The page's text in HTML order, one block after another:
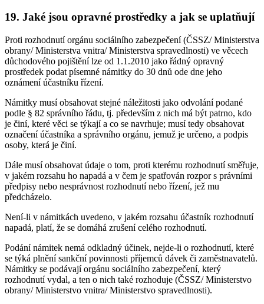
19. Jaké jsou opravné prostředky a jak se uplatňují
Proti rozhodnutí orgánu sociálního zabezpečení (ČSSZ/ Ministerstva
obrany/ Ministerstva vnitra/ Ministerstva spravedlnosti) ve věcech
důchodového pojištění lze od 1.1.2010 jako řádný opravný
prostředek podat písemné námitky do 30 dnů ode dne jeho
oznámení účastníku řízení.
Námitky musí obsahovat stejné náležitosti jako odvolání podané
podle § 82 správního řádu, tj. především z nich má být patrno, kdo
je činí, které věci se týkají a co se navrhuje; musí tedy obsahovat
označení účastníka a správního orgánu, jemuž je určeno, a podpis
osoby, která je činí.
Dále musí obsahovat údaje o tom, proti kterému rozhodnutí směřuje,
v jakém rozsahu ho napadá a v čem je spatřován rozpor s právními
předpisy nebo nesprávnost rozhodnutí nebo řízení, jež mu
předcházelo.
Není-li v námitkách uvedeno, v jakém rozsahu účastník rozhodnutí
napadá, platí, že se domáhá zrušení celého rozhodnutí.
Podání námitek nemá odkladný účinek, nejde-li o rozhodnutí, které
se týká plnění sankční povinnosti příjemců dávek či zaměstnavatelů.
Námitky se podávají orgánu sociálního zabezpečení, který
rozhodnutí vydal, a ten o nich také rozhoduje (ČSSZ/ Ministerstvo
obrany/ Ministerstvo vnitra/ Ministerstvo spravedlnosti).